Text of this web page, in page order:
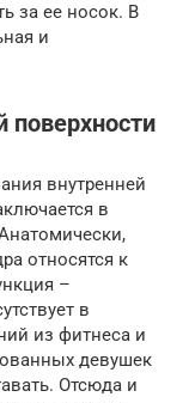
за ее носок. В
и
внутренней
в
относятся к
–
в
из фитнеса и
девушек
Отсюда и